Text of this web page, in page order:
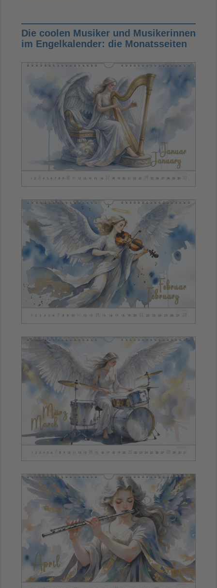
Die coolen Musiker und Musikerinnen
im Engelkalender: die Monatsseiten